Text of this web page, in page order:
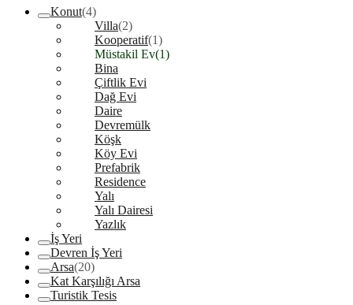
Konut(4)
Villa(2)
Kooperatif(1)
Müstakil Ev(1)
Bina
Çiftlik Evi
Dağ Evi
Daire
Devremülk
Köşk
Köy Evi
Prefabrik
Residence
Yalı
Yalı Dairesi
Yazlık
İş Yeri
Devren İş Yeri
Arsa(20)
Kat Karşılığı Arsa
Turistik Tesis